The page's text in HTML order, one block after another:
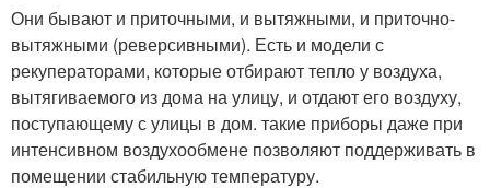
Они бывают и приточными, и вытяжными, и приточно-
вытяжными (реверсивными). Есть и модели с
рекуператорами, которые отбирают тепло у воздуха,
вытягиваемого из дома на улицу, и отдают его воздуху,
поступающему с улицы в дом. такие приборы даже при
интенсивном воздухообмене позволяют поддерживать в
помещении стабильную температуру.